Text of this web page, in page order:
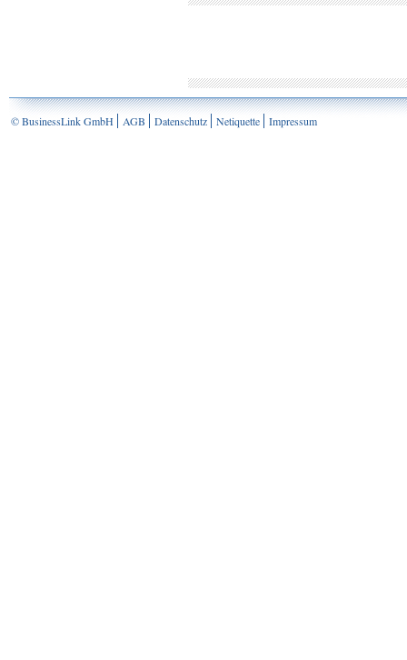
© BusinessLink GmbH AGB Datenschutz Netiquette Impressum